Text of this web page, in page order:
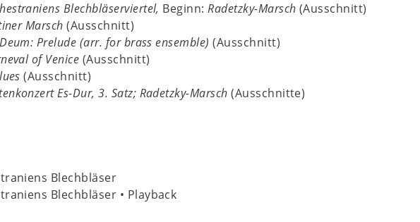
Blechbläserviertel, Beginn:Radetzky-Marsch (Ausschnitt)
Marsch (Ausschnitt)
Prelude (arr. for brass ensemble) (Ausschnitt)
of Venice (Ausschnitt)
(Ausschnitt)
Es-Dur, 3. Satz; Radetzky-Marsch (Ausschnitte)
Blechbläser
Blechbläser • Playback